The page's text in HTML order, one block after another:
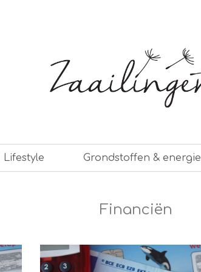
Lifestyle Grondstoffen & energie
Financiën